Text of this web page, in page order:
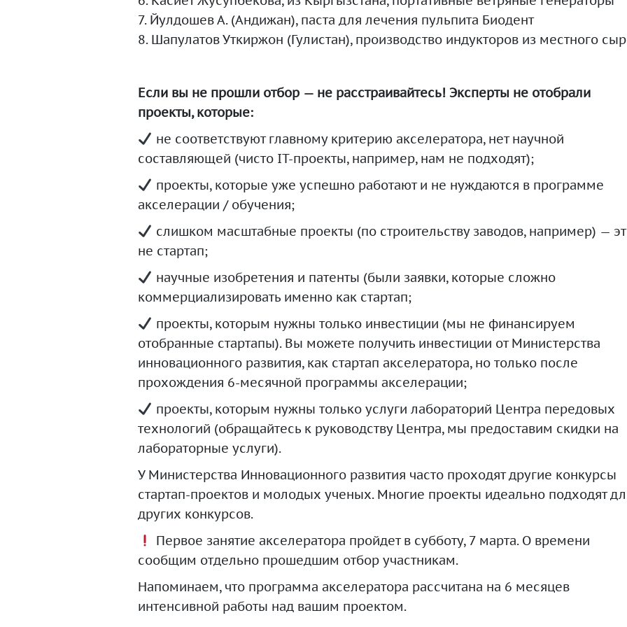
7. Йулдошев А. (Андижан), паста для лечения пульпита Биодент
8. Шапулатов Уткиржон (Гулистан), производство индукторов из местного
Если вы не прошли отбор — не расстраивайтесь! Эксперты не отобрали
проекты, которые:
не соответствуют главному критерию акселератора, нет научной
составляющей (чисто IT-проекты, например, нам не подходят);
проекты, которые уже успешно работают и не нуждаются в программе
акселерации / обучения;
слишком масштабные проекты (по строительству заводов, например) —
не стартап;
научные изобретения и патенты (были заявки, которые сложно
коммерциализировать именно как стартап;
проекты, которым нужны только инвестиции (мы не финансируем
отобранные стартапы). Вы можете получить инвестиции от Министерства
инновационного развития, как стартап акселератора, но только после
прохождения 6-месячной программы акселерации;
проекты, которым нужны только услуги лабораторий Центра передовых
технологий (обращайтесь к руководству Центра, мы предоставим скидки на
лабораторные услуги).
У Министерства Инновационного развития часто проходят другие конкурсы
стартап-проектов и молодых ученых. Многие проекты идеально подходят
других конкурсов.
Первое занятие акселератора пройдет в субботу, 7 марта. О времени
сообщим отдельно прошедшим отбор участникам.
Напоминаем, что программа акселератора рассчитана на 6 месяцев
интенсивной работы над вашим проектом.